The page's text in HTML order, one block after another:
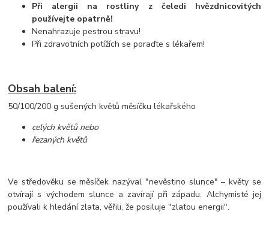
Při alergii na rostliny z čeledi hvězdnicovitých
používejte opatrně!
Nenahrazuje pestrou stravu!
Při zdravotních potížích se poraďte s lékařem!
Obsah balení:
50/100/200 g sušených květů měsíčku lékařského
celých květů nebo
řezaných květů
Ve středověku se měsíček nazýval "nevěstino slunce" – květy se
otvírají s východem slunce a zavírají při západu. Alchymisté jej
používali k hledání zlata, věřili, že posiluje "zlatou energii".